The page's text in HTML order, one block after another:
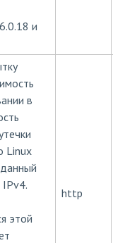
и
в
Linux
IPv4.
этой
http